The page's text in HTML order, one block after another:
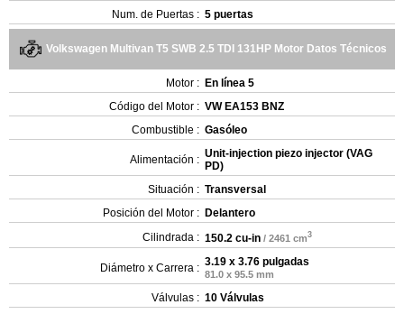
Num. de Puertas : 5 puertas
Volkswagen Multivan T5 SWB 2.5 TDI 131HP Motor Datos Técnicos
Motor : En línea 5
Código del Motor : VW EA153 BNZ
Combustible : Gasóleo
Alimentación : Unit-injection piezo injector (VAG
PD)
Situación : Transversal
Posición del Motor : Delantero
Cilindrada : 150.2 cu-in / 2461 cm3
Diámetro x Carrera : 3.19 x 3.76 pulgadas
81.0 x 95.5 mm
Válvulas : 10 Válvulas